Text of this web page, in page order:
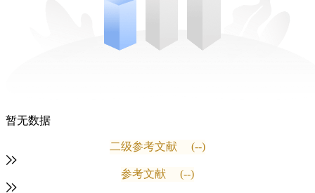
暂无数据
二级参考文献 (--)
参考文献 (--)